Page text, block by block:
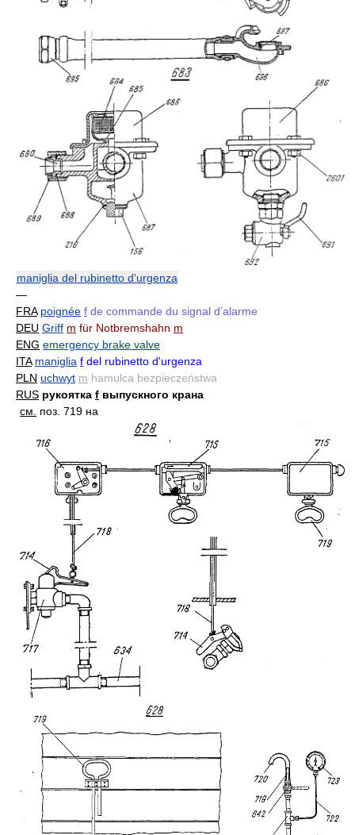
maniglia del rubinetto d'urgenza
—
FRA poignée f de commande du signal d’alarme
DEU Griff m für Notbremshahn m
ENG emergency brake valve
ITA maniglia f del rubinetto d'urgenza
PLN uchwyt m hamulca bezpieczeństwa
RUS рукоятка f выпускного крана
см.
поз. 719 на